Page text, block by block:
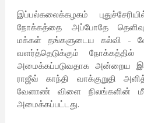
இப்பல்கலைக்கழகம்
நோக்கத்தை அப்போதே
மக்கள் தங்களுடைய கல்வி -
வளர்த்தெடுக்கும்
அமைக்கப்படுவதாக அன்றைய
ராஜீவ் காந்தி வாக்குறுதி
வேளாண் விளை நிலங்களின்
அமைக்கப்பட்டது.